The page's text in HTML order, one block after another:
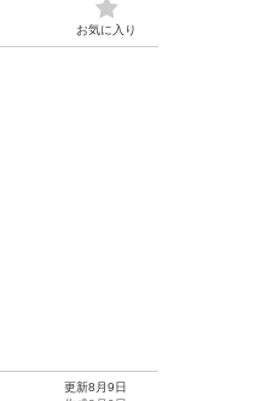
お気に入り
更新8月9日